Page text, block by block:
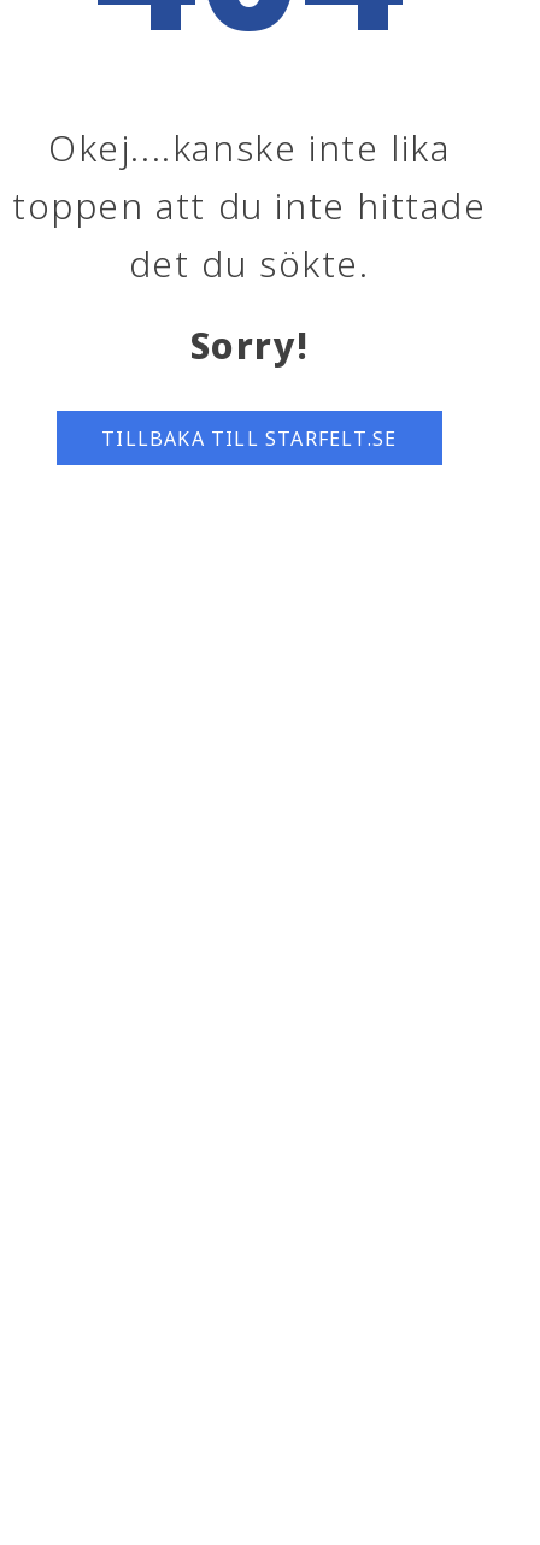
Okej....kanske inte lika
toppen att du inte hittade
det du sökte.
Sorry!